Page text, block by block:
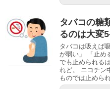
タバコの糖
るのは大変
タバコは吸えば
が弱い」 「止め
でも止められる
れど。 ニコチン
ものでは止めら